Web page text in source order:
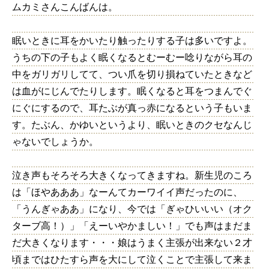
ムカミさんこんばんは。
眠いときに耳をかいたり触ったりする子は多いですよ。
うちの下の子もよく眠くなるとむーむー唸りながら耳の
中をガリガリしてて、つい爪を切り損ねていたときなど
は血がにじんでたりします。眠くなると耳をつまんでぐ
にぐにするので、耳たぶが真っ赤になるという子もいま
す。たぶん、かゆいというより、眠いときのクセなんじ
ゃないでしょうか。
泣き声もそろそろ大きくなってきますね。新生児のころ
は「ほやあああ」なーんてカーワイイ声だったのに、
「うんぎゃああ」になり、今では「ぎゃひいいい（オク
ターブ高！）」「えーいやかましい！」でも声はまだま
だ大きくなります・・・娘はうまく主張が出来ない２才
頃まではひたすら声を大にして泣くことで主張して来ま